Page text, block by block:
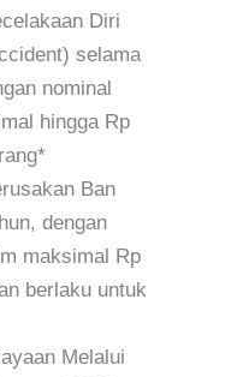
Diri
selama
nominal
hingga Rp
Ban
dengan
maksimal Rp
berlaku untuk
Melalui